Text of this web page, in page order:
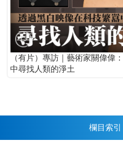
（有片）專訪｜藝術家關偉偉
中尋找人類的淨土
欄目索引